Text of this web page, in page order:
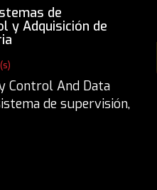
de
y Adquisición de
Control And Data
de supervisión,